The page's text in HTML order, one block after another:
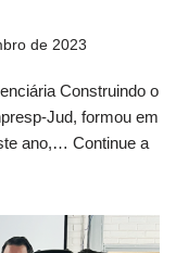
de 2023
Construindo o
Jud, formou em
ano,… Continue a